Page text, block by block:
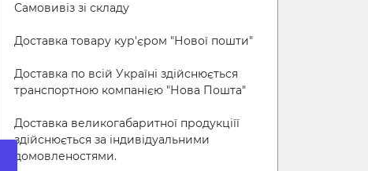
Самовивіз зі складу
Доставка товару кур'єром "Нової пошти"
Доставка по всій Україні здійснюється
транспортною компанією "Нова Пошта"
Доставка великогабаритної продукціїї
здійснюється за індивідуальними
домовленостями.